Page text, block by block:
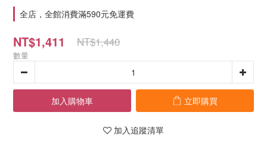
全店，全館消費滿590元免運費
NT$1,411 NT$1,440
數量
加入購物車 立即購買
加入追蹤清單